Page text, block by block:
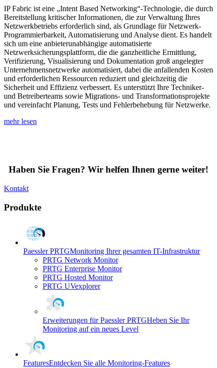
IP Fabric ist eine „Intent Based Networking“-Technologie, die durch
Bereitstellung kritischer Informationen, die zur Verwaltung Ihres
Netzwerkbetriebs erforderlich sind, als Grundlage für Netzwerk-
Programmierbarkeit, Automatisierung und Analyse dient. Es handelt
sich um eine anbieterunabhängige automatisierte
Netzwerksicherungsplattform, die die ganzheitliche Ermittlung,
Verifizierung, Visualisierung und Dokumentation groß angelegter
Unternehmensnetzwerke automatisiert, dabei die anfallenden Kosten
und erforderlichen Ressourcen reduziert und gleichzeitig die
Sicherheit und Effizienz verbessert. Es unterstützt Ihre Techniker-
und Betreiberteams sowie Migrations- und Transformationsprojekte
und vereinfacht Planung, Tests und Fehlerbehebung für Netzwerke.
mehr lesen
Haben Sie Fragen? Wir helfen Ihnen gerne weiter!
Kontakt
Produkte
Paessler PRTGMonitoring Ihrer gesamten IT-Infrastruktur
PRTG Network Monitor
PRTG Enterprise Monitor
PRTG Hosted Monitor
PRTG UVexplorer
Erweiterungen für Paessler PRTGHeben Sie Ihr
Monitoring auf ein neues Level
FeaturesEntdecken Sie alle Monitoring-Features